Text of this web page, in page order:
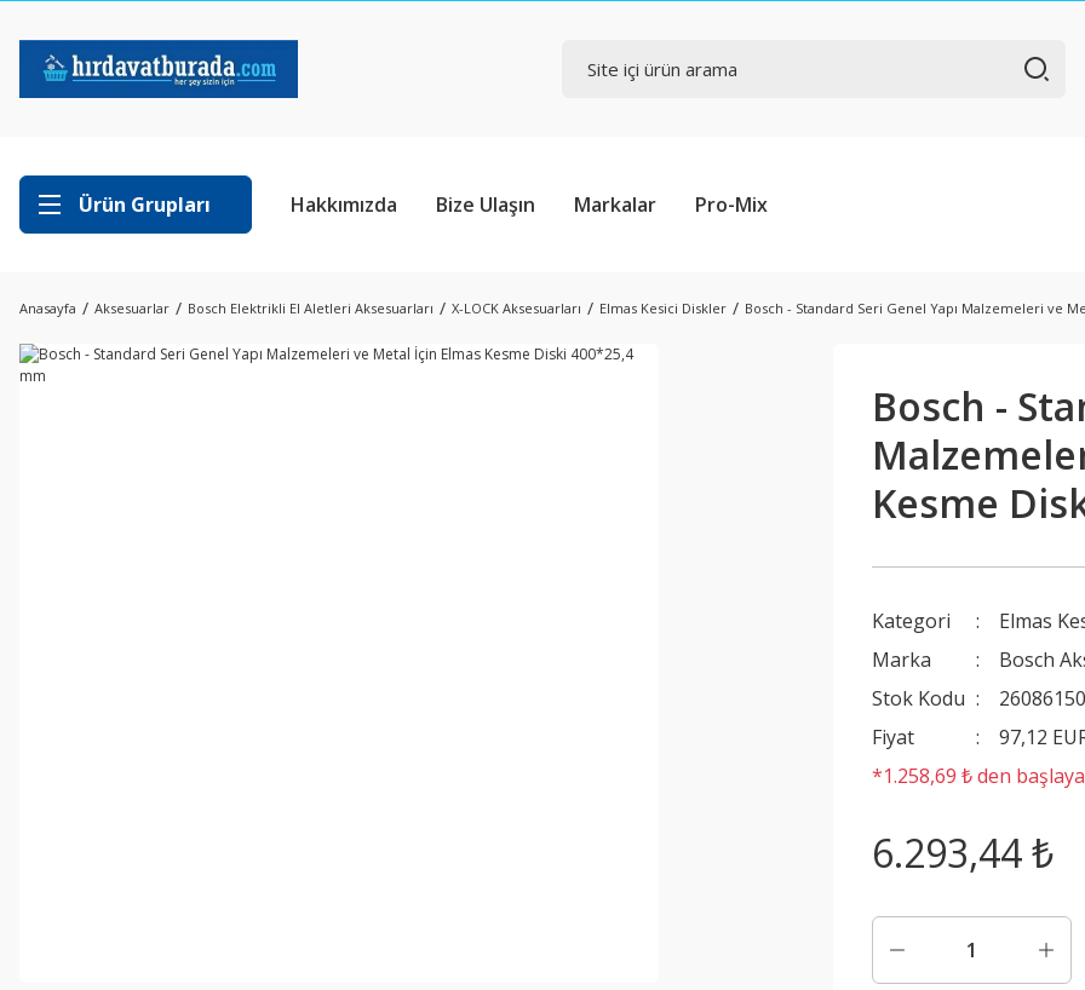
Ürün Grupları Hakkımızda Bize Ulaşın Markalar Pro-Mix
Anasayfa Aksesuarlar Bosch Elektrikli El Aletleri Aksesuarları X-LOCK Aksesuarları Elmas Kesici Diskler Bosch - Standard Seri Genel Yapı Malzemeleri ve
Bosch -
Kesme
Kategori
Elmas
Marka
Bosch
Stok Kodu
Fiyat
97,12
*1.258,69 ₺ den
6.293,44 ₺